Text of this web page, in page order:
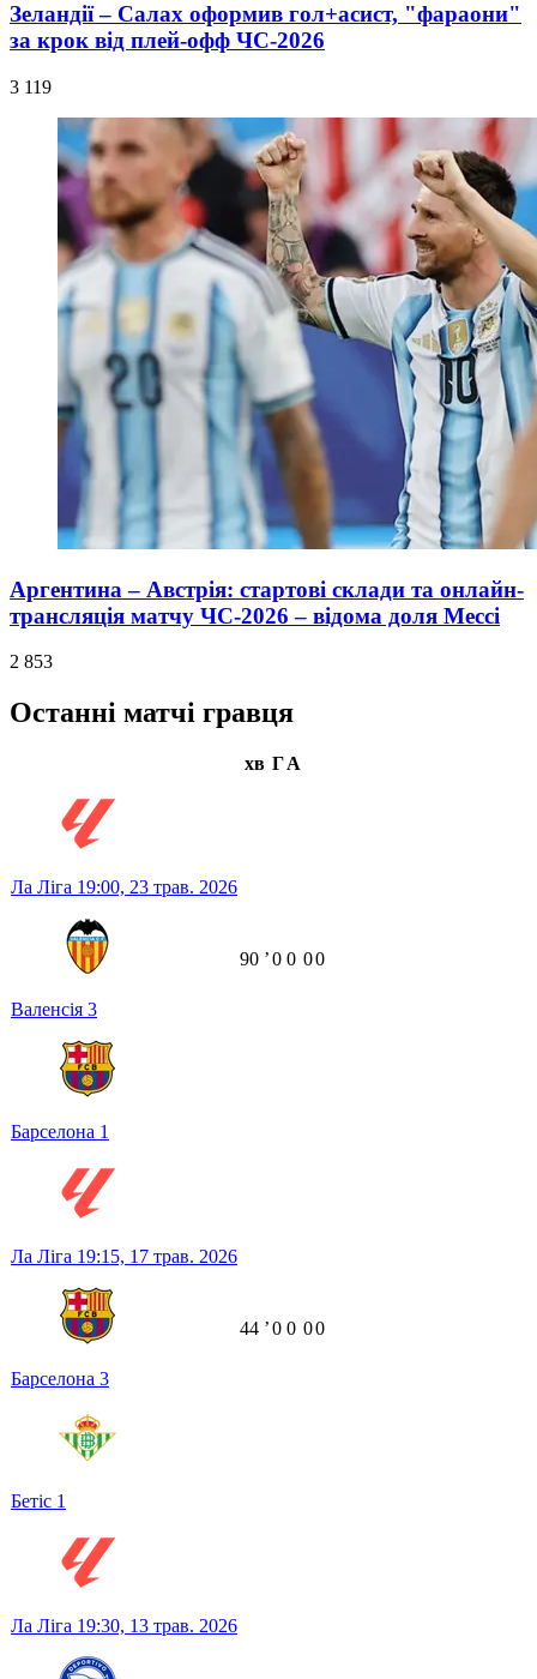
Зеландії – Салах оформив гол+асист, "фараони"
за крок від плей-офф ЧС-2026
3 119
Аргентина – Австрія: стартові склади та онлайн-
трансляція матчу ЧС-2026 – відома доля Мессі
2 853
Останні матчі гравця
хв ГА
Ла Ліга 19:00, 23 трав. 2026
Валенсія 3
Барселона 1
90 ʼ0 0 00
Ла Ліга 19:15, 17 трав. 2026
Барселона 3
Бетіс 1
44 ʼ0 0 00
Ла Ліга 19:30, 13 трав. 2026